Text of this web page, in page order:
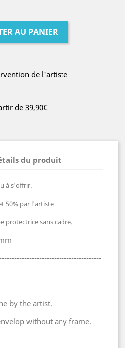
AU PANIER
de l'artiste
de 39,90€
du produit
à s'offrir.
50% par l'artiste
protectrice sans cadre.
by the artist.
without any frame.